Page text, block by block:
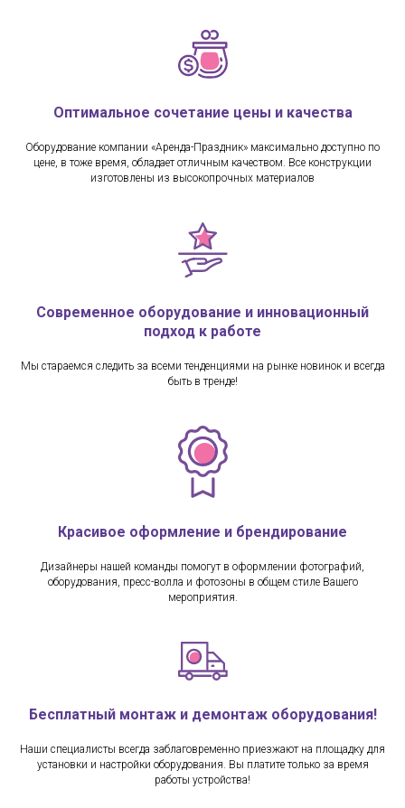
Оптимальное сочетание цены и качества
Оборудование компании «Аренда-Праздник» максимально доступно по
цене, в тоже время, обладает отличным качеством. Все конструкции
изготовлены из высокопрочных материалов
Современное оборудование и инновационный
подход к работе
Мы стараемся следить за всеми тенденциями на рынке новинок и всегда
быть в тренде!
Красивое оформление и брендирование
Дизайнеры нашей команды помогут в оформлении фотографий,
оборудования, пресс-волла и фотозоны в общем стиле Вашего
мероприятия.
Бесплатный монтаж и демонтаж оборудования!
Наши специалисты всегда заблаговременно приезжают на площадку для
установки и настройки оборудования. Вы платите только за время
работы устройства!